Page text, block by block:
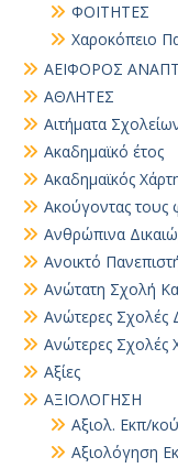
ΦΟΙΤΗΤΕΣ
Χαροκόπειο
ΑΕΙΦΟΡΟΣ
ΑΘΛΗΤΕΣ
Αιτήματα
Ακαδημαϊκό έτος
Ακαδημαϊκός
Ακούγοντας τους
Ανθρώπινα
Ανοικτό
Ανώτατη Σχολή
Ανώτερες Σχολές
Ανώτερες Σχολές
Αξίες
ΑΞΙΟΛΟΓΗΣΗ
Αξιολ. Εκπ/
Αξιολόγηση